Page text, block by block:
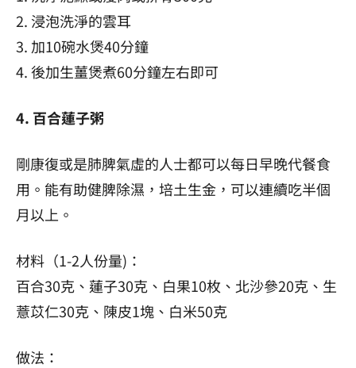
2. 浸泡洗淨的雲耳
3. 加10碗水煲40分鐘
4. 後加生薑煲煮60分鐘左右即可
4. 百合蓮子粥
剛康復或是肺脾氣虛的人士都可以每日早晚代餐食
用。能有助健脾除濕，培土生金，可以連續吃半個
月以上。
材料（1-2人份量)：
百合30克、蓮子30克、白果10枚、北沙參20克、生
薏苡仁30克、陳皮1塊、白米50克
做法：